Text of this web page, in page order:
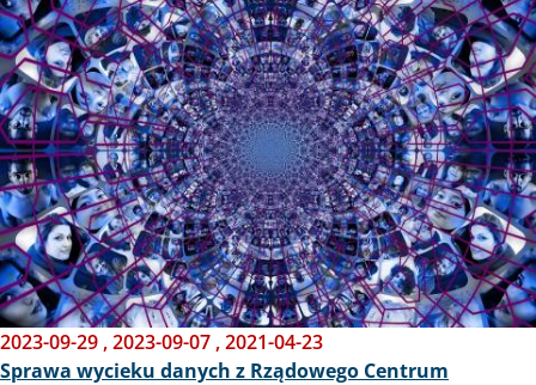
2023-09-29 ,2023-09-07 ,2021-04-23
Sprawa wycieku danych z Rządowego Centrum